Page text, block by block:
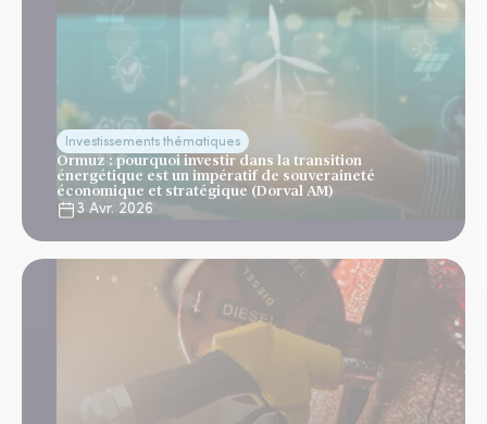
Investissements thématiques
Ormuz : pourquoi investir dans la transition
énergétique est un impératif de souveraineté
économique et stratégique (Dorval AM)
3 Avr. 2026